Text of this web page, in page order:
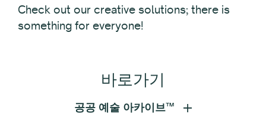
Check out our creative solutions; there is
something for everyone!
바로가기
공공 예술 아카이브™